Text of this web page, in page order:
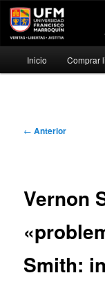
Ir
Inicio Comprar
Navegación
← Anterior
Vernon
Smith: